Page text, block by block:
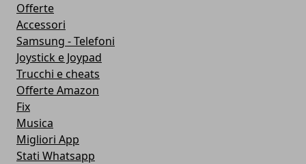
Offerte
Accessori
Samsung - Telefoni
Joystick e Joypad
Trucchi e cheats
Offerte Amazon
Fix
Musica
Migliori App
Stati Whatsapp